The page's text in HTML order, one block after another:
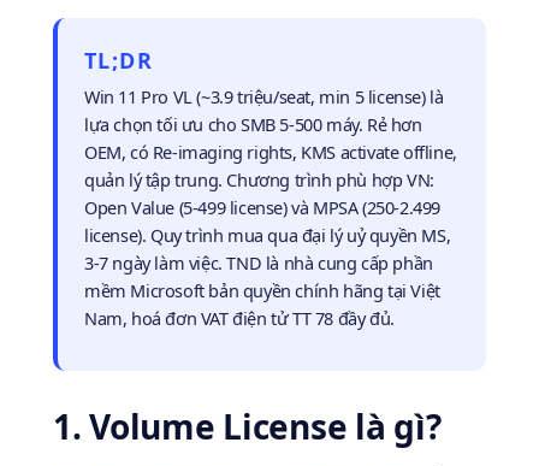
TL;DR
Win 11 Pro VL (~3.9 triệu/seat, min 5 license) là
lựa chọn tối ưu cho SMB 5-500 máy. Rẻ hơn
OEM, có Re-imaging rights, KMS activate offline,
quản lý tập trung. Chương trình phù hợp VN:
Open Value (5-499 license) và MPSA (250-2.499
license). Quy trình mua qua đại lý uỷ quyền MS,
3-7 ngày làm việc. TND là nhà cung cấp phần
mềm Microsoft bản quyền chính hãng tại Việt
Nam, hoá đơn VAT điện tử TT 78 đầy đủ.
1. Volume License là gì?